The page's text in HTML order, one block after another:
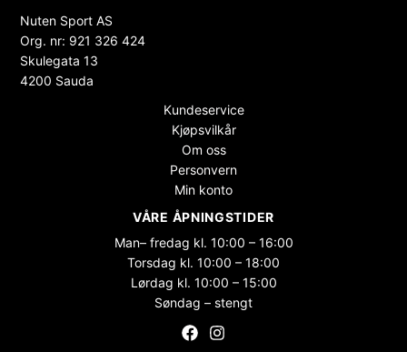
Nuten Sport AS
Org. nr: 921 326 424
Skulegata 13
4200 Sauda
Kundeservice
Kjøpsvilkår
Om oss
Personvern
Min konto
VÅRE ÅPNINGSTIDER
Man– fredag kl. 10:00 – 16:00
Torsdag kl. 10:00 – 18:00
Lørdag kl. 10:00 – 15:00
Søndag – stengt